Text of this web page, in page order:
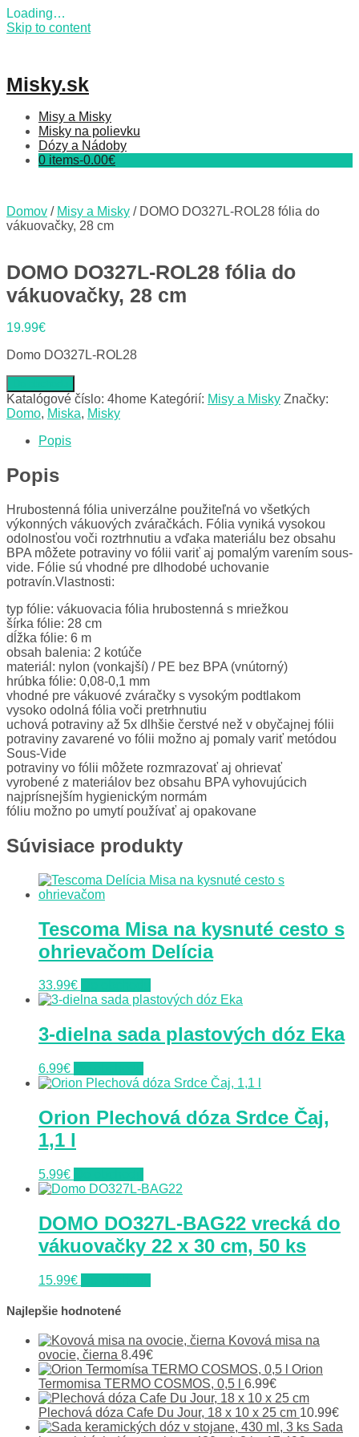
Loading…
Skip to content
Misky.sk
Misy a Misky
Misky na polievku
Dózy a Nádoby
0 items-0.00€
Domov / Misy a Misky / DOMO DO327L-ROL28 fólia do
vákuovačky, 28 cm
DOMO DO327L-ROL28 fólia do
vákuovačky, 28 cm
19.99€
Domo DO327L-ROL28
Katalógové číslo: 4home Kategórií: Misy a Misky Značky:
Domo, Miska, Misky
Popis
Popis
Hrubostenná fólia univerzálne použiteľná vo všetkých
výkonných vákuových zváračkách. Fólia vyniká vysokou
odolnosťou voči roztrhnutiu a vďaka materiálu bez obsahu
BPA môžete potraviny vo fólii variť aj pomalým varením sous-
vide. Fólie sú vhodné pre dlhodobé uchovanie
potravín.Vlastnosti:
typ fólie: vákuovacia fólia hrubostenná s mriežkou
šírka fólie: 28 cm
dĺžka fólie: 6 m
obsah balenia: 2 kotúče
materiál: nylon (vonkajší) / PE bez BPA (vnútorný)
hrúbka fólie: 0,08-0,1 mm
vhodné pre vákuové zváračky s vysokým podtlakom
vysoko odolná fólia voči pretrhnutiu
uchová potraviny až 5x dlhšie čerstvé než v obyčajnej fólii
potraviny zavarené vo fólii možno aj pomaly variť metódou
Sous-Vide
potraviny vo fólii môžete rozmrazovať aj ohrievať
vyrobené z materiálov bez obsahu BPA vyhovujúcich
najprísnejším hygienickým normám
fóliu možno po umytí používať aj opakovane
Súvisiace produkty
Tescoma Misa na kysnuté cesto s
ohrievačom Delícia
33.99€
3-dielna sada plastových dóz Eka
6.99€
Orion Plechová dóza Srdce Čaj,
1,1 l
5.99€
DOMO DO327L-BAG22 vrecká do
vákuovačky 22 x 30 cm, 50 ks
15.99€
Najlepšie hodnotené
Kovová misa na
ovocie, čierna 8.49€
Orion
Termomisa TERMO COSMOS, 0,5 l
6.99€
Plechová dóza Cafe Du Jour, 18 x 10 x 25 cm 10.99€
Sada